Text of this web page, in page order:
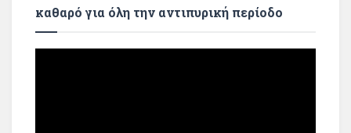
καθαρό για όλη την αντιπυρική περίοδο